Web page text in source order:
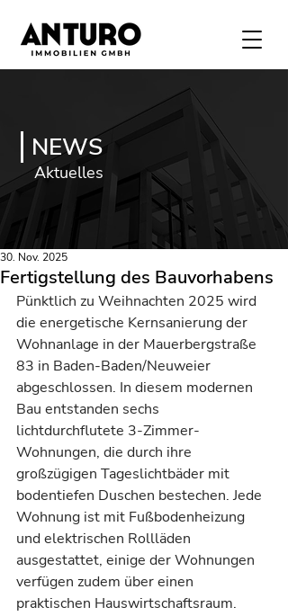
Aktuelles
NEWS
Fertigstellung des Bauvorhabens
30. Nov. 2025
Pünktlich zu Weihnachten 2025 wird
die energetische Kernsanierung der
Wohnanlage in der Mauerbergstraße
83 in Baden-Baden/Neuweier
abgeschlossen. In diesem modernen
Bau entstanden sechs
lichtdurchflutete 3-Zimmer-
Wohnungen, die durch ihre
großzügigen Tageslichtbäder mit
bodentiefen Duschen bestechen. Jede
Wohnung ist mit Fußbodenheizung
und elektrischen Rollläden
ausgestattet, einige der Wohnungen
verfügen zudem über einen
praktischen Hauswirtschaftsraum.